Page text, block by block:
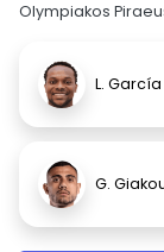
Olympiakos
L. García
G.